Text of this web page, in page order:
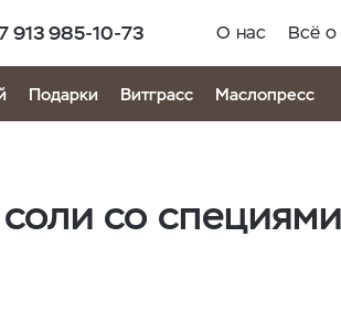
913 985-10-73 О нас Всё о
Подарки Витграсс Маслопресс
со